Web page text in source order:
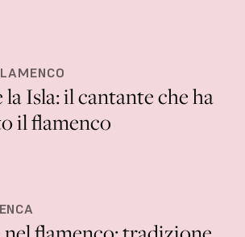
Isla: il cantante che ha
il flamenco